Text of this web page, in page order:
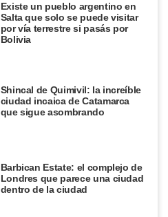
Existe un pueblo argentino en
Salta que solo se puede visitar
por vía terrestre si pasás por
Bolivia
Shincal de Quimivil: la increíble
ciudad incaica de Catamarca
que sigue asombrando
Barbican Estate: el complejo de
Londres que parece una ciudad
dentro de la ciudad